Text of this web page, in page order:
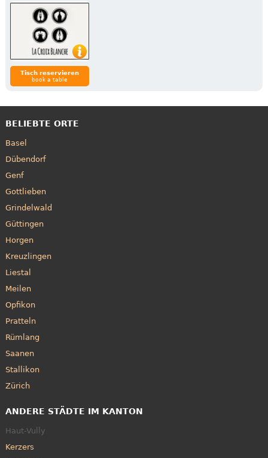
Tisch reservieren
book a table
BELIEBTE ORTE
Basel
Dübendorf
Genf
Gottlieben
Grindelwald
Güttingen
Horgen
Kreuzlingen
Liestal
Meilen
Opfikon
Pratteln
Rümlang
Saanen
Stallikon
Zürich
ANDERE STÄDTE IM KANTON
Haut-Vully
Kerzers